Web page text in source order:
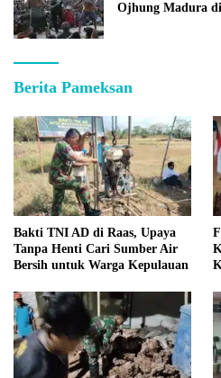
Ojhung Madura
Berita Pameksan
Bakti TNI AD di Raas, Upaya
Tanpa Henti Cari Sumber Air
Bersih untuk Warga Kepulauan